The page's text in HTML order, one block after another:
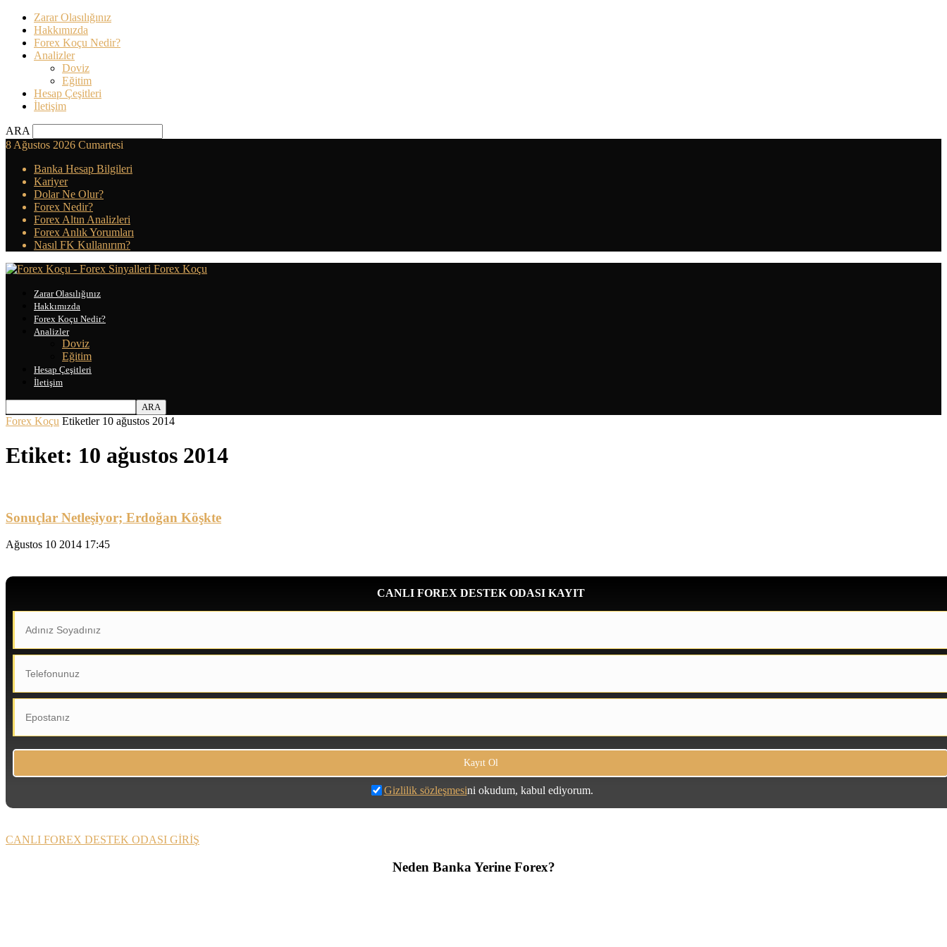
Zarar Olasılığınız
Hakkımızda
Forex Koçu Nedir?
Analizler
Doviz
Eğitim
Hesap Çeşitleri
İletişim
ARA
8 Ağustos 2026 Cumartesi
Banka Hesap Bilgileri
Kariyer
Dolar Ne Olur?
Forex Nedir?
Forex Altın Analizleri
Forex Anlık Yorumları
Nasıl FK Kullanırım?
Forex Koçu
Zarar Olasılığınız
Hakkımızda
Forex Koçu Nedir?
Analizler
Doviz
Eğitim
Hesap Çeşitleri
İletişim
Forex Koçu Etiketler 10 ağustos 2014
Etiket: 10 ağustos 2014
Sonuçlar Netleşiyor; Erdoğan Köşkte
Ağustos 10 2014 17:45
CANLI FOREX DESTEK ODASI KAYIT
Gizlilik sözleşmesini okudum, kabul ediyorum.
CANLI FOREX DESTEK ODASI GİRİŞ
Neden Banka Yerine Forex?